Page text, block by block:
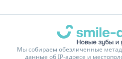
Мы собираем обезличенные
данные об IP-адресе и